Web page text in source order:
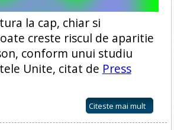
la cap, chiar si
creste riscul de aparitie
conform unui studiu
Unite, citat de Press
Citeste mai mult